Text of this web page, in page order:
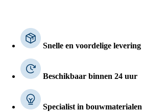
Snelle en voordelige levering
Beschikbaar binnen 24 uur
Specialist in bouwmaterialen